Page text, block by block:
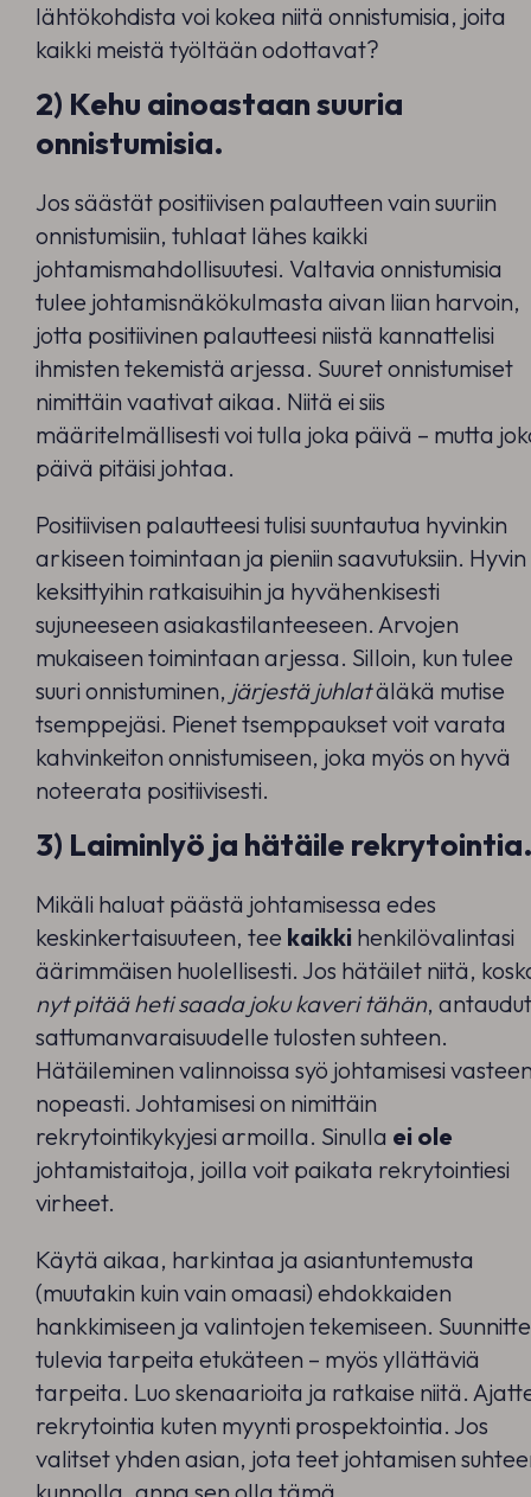
lähtökohdista voi kokea niitä onnistumisia, joita
kaikki meistä työltään odottavat?
2) Kehu ainoastaan suuria
onnistumisia.
Jos säästät positiivisen palautteen vain suuriin
onnistumisiin, tuhlaat lähes kaikki
johtamismahdollisuutesi. Valtavia onnistumisia
tulee johtamisnäkökulmasta aivan liian harvoin,
jotta positiivinen palautteesi niistä kannattelisi
ihmisten tekemistä arjessa. Suuret onnistumiset
nimittäin vaativat aikaa. Niitä ei siis
määritelmällisesti voi tulla joka päivä – mutta
päivä pitäisi johtaa.
Positiivisen palautteesi tulisi suuntautua hyvinkin
arkiseen toimintaan ja pieniin saavutuksiin. Hyvin
keksittyihin ratkaisuihin ja hyvähenkisesti
sujuneeseen asiakastilanteeseen. Arvojen
mukaiseen toimintaan arjessa. Silloin, kun tulee
suuri onnistuminen, järjestä juhlatäläkä mutise
tsemppejäsi. Pienet tsemppaukset voit varata
kahvinkeiton onnistumiseen, joka myös on hyvä
noteerata positiivisesti.
3) Laiminlyö ja hätäile
Mikäli haluat päästä johtamisessa edes
keskinkertaisuuteen, tee kaikki henkilövalintasi
äärimmäisen huolellisesti. Jos hätäilet niitä,
nyt pitää heti saada joku kaveri tähän, antaudut
sattumanvaraisuudelle tulosten suhteen.
Hätäileminen valinnoissa syö johtamisesi
nopeasti. Johtamisesi on nimittäin
rekrytointikykyjesi armoilla. Sinulla ei ole
johtamistaitoja, joilla voit paikata rekrytointiesi
virheet.
Käytä aikaa, harkintaa ja asiantuntemusta
(muutakin kuin vain omaasi) ehdokkaiden
hankkimiseen ja valintojen tekemiseen.
tulevia tarpeita etukäteen – myös yllättäviä
tarpeita. Luo skenaarioita ja ratkaise niitä.
rekrytointia kuten myynti prospektointia. Jos
valitset yhden asian, jota teet johtamisen